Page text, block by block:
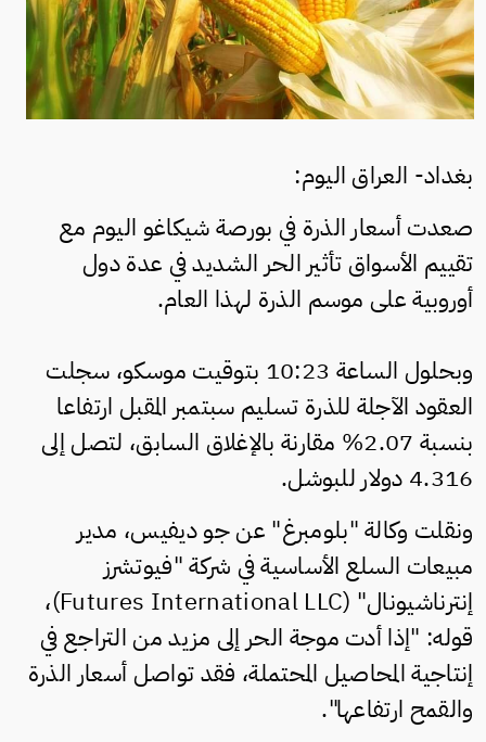
بغداد- العراق اليوم:
صعدت أسعار الذرة في بورصة شيكاغو اليوم مع
تقييم الأسواق تأثير الحر الشديد في عدة دول
أوروبية على موسم الذرة لهذا العام.
وبحلول الساعة 10:23 بتوقيت موسكو، سجلت
العقود الآجلة للذرة تسليم سبتمبر المقبل ارتفاعا
بنسبة 2.07% مقارنة بالإغلاق السابق، لتصل إلى
4.316 دولار للبوشل.
ونقلت وكالة "بلومبرغ" عن جو ديفيس، مدير
مبيعات السلع الأساسية في شركة "فيوتشرز
إنترناشيونال" (Futures International LLC)،
قوله: "إذا أدت موجة الحر إلى مزيد من التراجع في
إنتاجية المحاصيل المحتملة، فقد تواصل أسعار الذرة
والقمح ارتفاعها".